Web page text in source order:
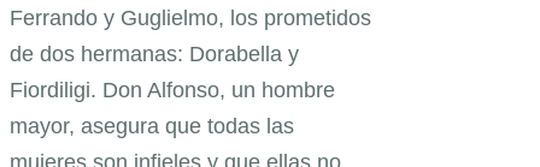
Ferrando y Guglielmo, los prometidos
de dos hermanas: Dorabella y
Fiordiligi. Don Alfonso, un hombre
mayor, asegura que todas las
mujeres son infieles y que ellas no